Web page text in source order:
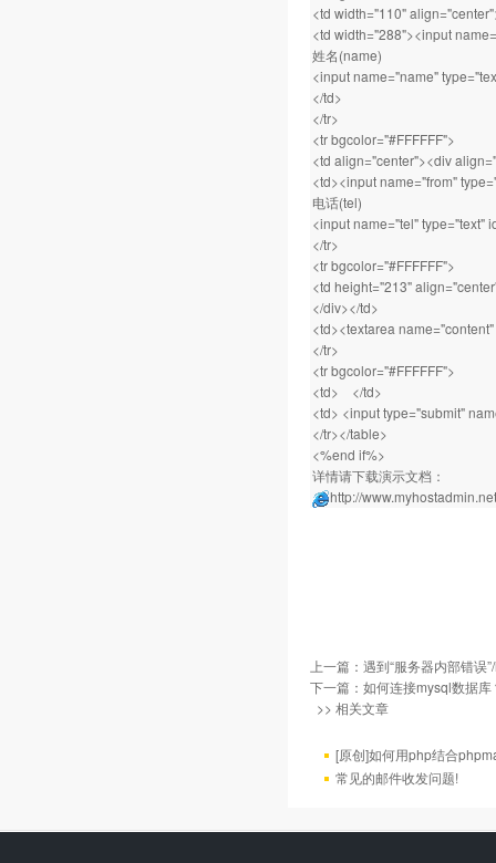
<td width="110"
<td width="288"><input
姓名(name)
<input name="name"
</td>
</tr>
<tr bgcolor="#FFFFFF">
<td align="center"><div
<td><input name="from"
电话(tel)
<input name="tel" type="text"
</tr>
<tr bgcolor="#FFFFFF">
<td height="213"
</div></td>
<td><textarea
</tr>
<tr bgcolor="#FFFFFF">
<td> </td>
<td> <input type="submit"
</tr></table>
<%end if%>
详情请下载演示文档：
http://
上一篇： 遇到“服务器内部错误
下一篇： 如何连接mysql数据库
>> 相关文章
[原创]如何用php结合
常见的邮件收发问题!